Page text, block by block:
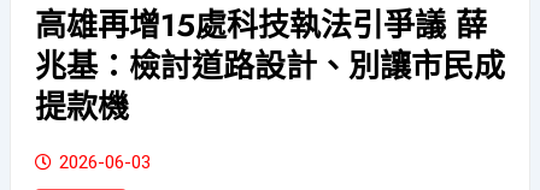
高雄再增15處科技執法引爭議 薛
兆基：檢討道路設計、別讓市民成
提款機
2026-06-03